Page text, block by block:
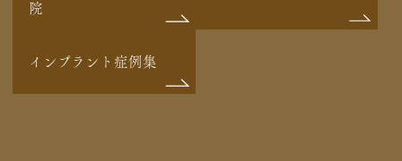
院
インプラント症例集